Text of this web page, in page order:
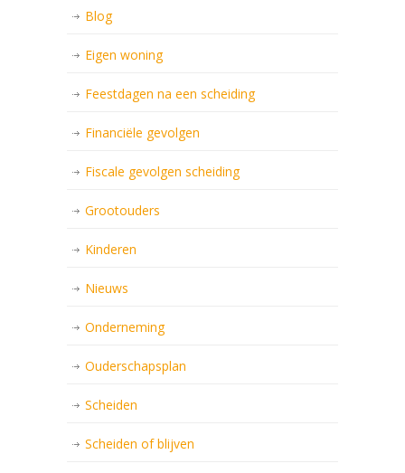
Blog
Eigen woning
Feestdagen na een scheiding
Financiële gevolgen
Fiscale gevolgen scheiding
Grootouders
Kinderen
Nieuws
Onderneming
Ouderschapsplan
Scheiden
Scheiden of blijven